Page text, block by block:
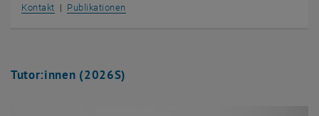
Kontakt, öffnet eine externe URL in einem neuen Fenster
| Publikationen
Tutor:innen (2026S)